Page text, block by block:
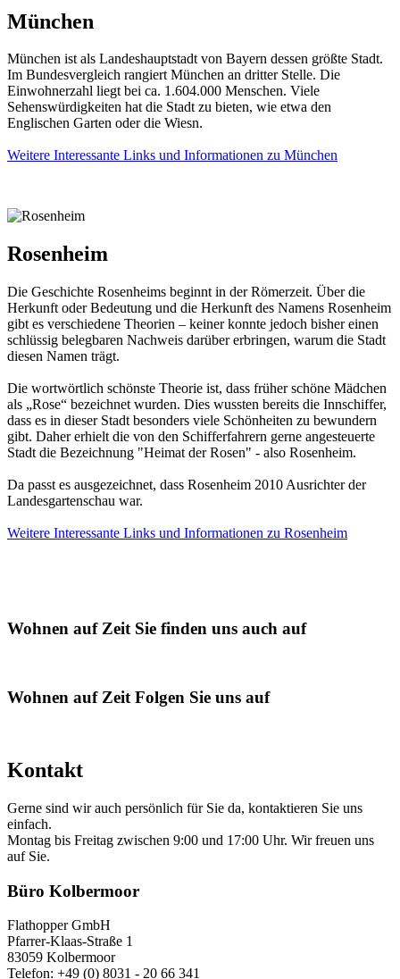
München
München ist als Landeshauptstadt von Bayern dessen größte Stadt.
Im Bundesvergleich rangiert München an dritter Stelle. Die
Einwohnerzahl liegt bei ca. 1.604.000 Menschen. Viele
Sehenswürdigkeiten hat die Stadt zu bieten, wie etwa den
Englischen Garten oder die Wiesn.
Weitere Interessante Links und Informationen zu München
Rosenheim
Die Geschichte Rosenheims beginnt in der Römerzeit. Über die
Herkunft oder Bedeutung und die Herkunft des Namens Rosenheim
gibt es verschiedene Theorien – keiner konnte jedoch bisher einen
schlüssig belegbaren Nachweis darüber erbringen, warum die Stadt
diesen Namen trägt.
Die wortwörtlich schönste Theorie ist, dass früher schöne Mädchen
als „Rose“ bezeichnet wurden. Dies wussten bereits die Innschiffer,
dass es in dieser Stadt besonders viele Schönheiten zu bewundern
gibt. Daher erhielt die von den Schifferfahrern gerne angesteuerte
Stadt die Bezeichnung "Heimat der Rosen" - also Rosenheim.
Da passt es ausgezeichnet, dass Rosenheim 2010 Ausrichter der
Landesgartenschau war.
Weitere Interessante Links und Informationen zu Rosenheim
Wohnen auf Zeit Sie finden uns auch auf
Wohnen auf ZeitFolgen Sie uns auf
Kontakt
Gerne sind wir auch persönlich für Sie da, kontaktieren Sie uns
einfach.
Montag bis Freitag zwischen 9:00 und 17:00 Uhr. Wir freuen uns
auf Sie.
Büro Kolbermoor
Flathopper GmbH
Pfarrer-Klaas-Straße 1
83059 Kolbermoor
Telefon: +49 (0) 8031 - 20 66 341